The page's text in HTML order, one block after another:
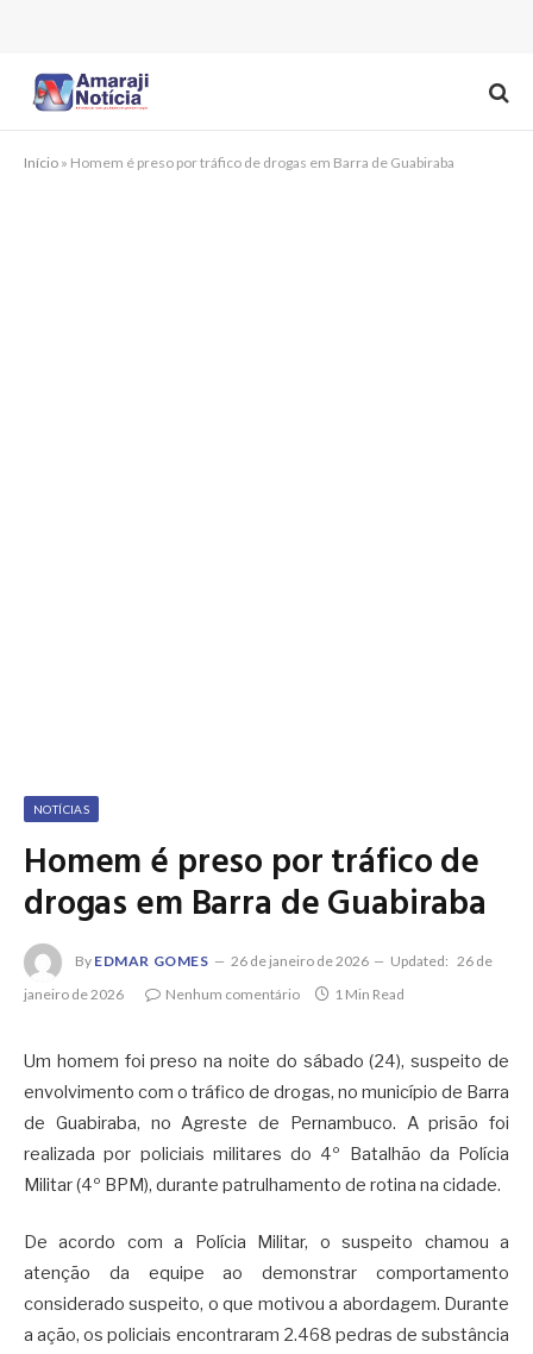
Início » Homem é preso por tráfico de drogas em Barra de Guabiraba
NOTÍCIAS
Homem é preso por tráfico de
drogas em Barra de Guabiraba
By EDMAR GOMES 26 de janeiro de 2026 Updated: 26 de
janeiro de 2026
Nenhum comentário 1 Min Read
Um homem foi preso na noite do sábado (24), suspeito de
envolvimento com o tráfico de drogas, no município de Barra
de Guabiraba, no Agreste de Pernambuco. A prisão foi
realizada por policiais militares do 4º Batalhão da Polícia
Militar (4º BPM), durante patrulhamento de rotina na cidade.
De acordo com a Polícia Militar, o suspeito chamou a
atenção da equipe ao demonstrar comportamento
considerado suspeito, o que motivou a abordagem. Durante
a ação, os policiais encontraram 2.468 pedras de substância